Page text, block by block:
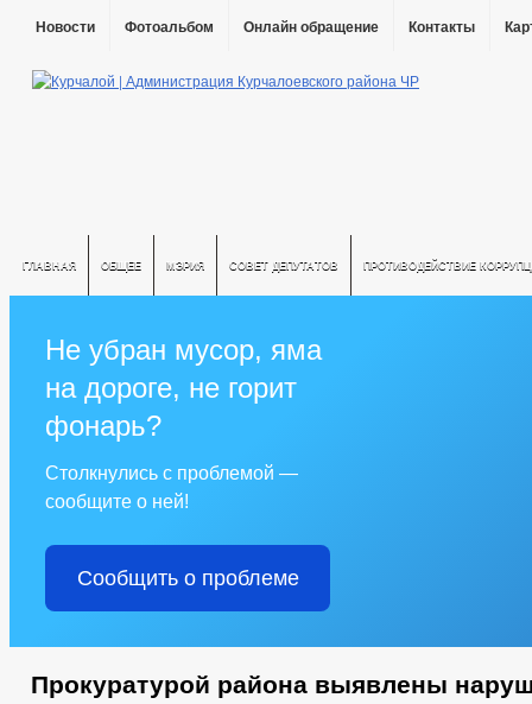
Новости Фотоальбом Онлайн обращение Контакты
ГЛАВНАЯ ОБЩЕЕ МЭРИЯ СОВЕТ ДЕПУТАТОВ ПРОТИВОДЕЙСТВИЕ
Не убран мусор, яма
на дороге, не горит
фонарь?
Столкнулись с проблемой —
сообщите о ней!
Сообщить о проблеме
Прокуратурой района выявлены